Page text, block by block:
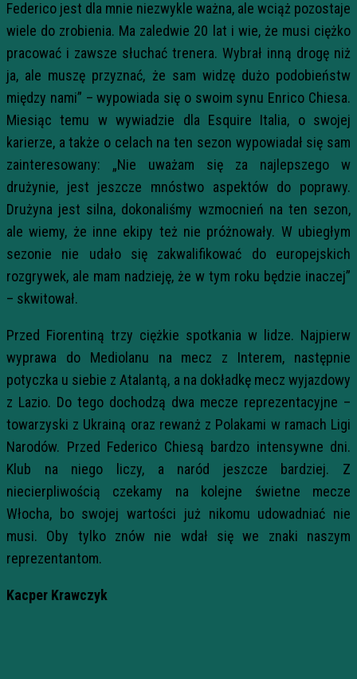
Federico jest dla mnie niezwykle ważna, ale wciąż pozostaje
wiele do zrobienia. Ma zaledwie 20 lat i wie, że musi ciężko
pracować i zawsze słuchać trenera. Wybrał inną drogę niż
ja, ale muszę przyznać, że sam widzę dużo podobieństw
między nami” – wypowiada się o swoim synu Enrico Chiesa.
Miesiąc temu w wywiadzie dla Esquire Italia, o swojej
karierze, a także o celach na ten sezon wypowiadał się sam
zainteresowany: „Nie uważam się za najlepszego w
drużynie, jest jeszcze mnóstwo aspektów do poprawy.
Drużyna jest silna, dokonaliśmy wzmocnień na ten sezon,
ale wiemy, że inne ekipy też nie próżnowały. W ubiegłym
sezonie nie udało się zakwalifikować do europejskich
rozgrywek, ale mam nadzieję, że w tym roku będzie inaczej”
– skwitował.
Przed Fiorentiną trzy ciężkie spotkania w lidze. Najpierw
wyprawa do Mediolanu na mecz z Interem, następnie
potyczka u siebie z Atalantą, a na dokładkę mecz wyjazdowy
z Lazio. Do tego dochodzą dwa mecze reprezentacyjne –
towarzyski z Ukrainą oraz rewanż z Polakami w ramach Ligi
Narodów. Przed Federico Chiesą bardzo intensywne dni.
Klub na niego liczy, a naród jeszcze bardziej. Z
niecierpliwością czekamy na kolejne świetne mecze
Włocha, bo swojej wartości już nikomu udowadniać nie
musi. Oby tylko znów nie wdał się we znaki naszym
reprezentantom.
Kacper Krawczyk